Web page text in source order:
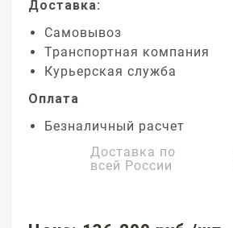
Доставка:
Самовывоз
Транспортная компания
Курьерская служба
Оплата
Безналичный расчет
Доставка по
всей России